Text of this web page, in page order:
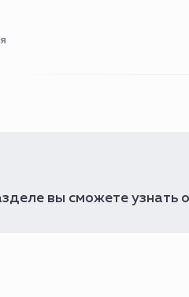
вы сможете узнать